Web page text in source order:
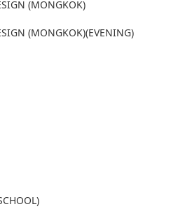
(MONGKOK)
(MONGKOK)(EVENING)